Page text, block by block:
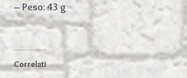
– Peso: 43 g
Correlati